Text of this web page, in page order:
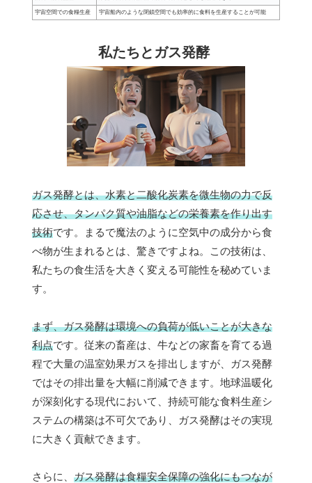
宇宙空間での食糧生産 宇宙船内のような閉鎖空間でも効率的に食料を生産することが可能
私たちとガス発酵
ガス発酵とは、水素と二酸化炭素を微生物の力で反
応させ、タンパク質や油脂などの栄養素を作り出す
技術です。まるで魔法のように空気中の成分から食
べ物が生まれるとは、驚きですよね。この技術は、
私たちの食生活を大きく変える可能性を秘めていま
す。
まず、ガス発酵は環境への負荷が低いことが大きな
利点です。従来の畜産は、牛などの家畜を育てる過
程で大量の温室効果ガスを排出しますが、ガス発酵
ではその排出量を大幅に削減できます。地球温暖化
が深刻化する現代において、持続可能な食料生産シ
ステムの構築は不可欠であり、ガス発酵はその実現
に大きく貢献できます。
さらに、 ガス発酵は食糧安全保障の強化にもつなが